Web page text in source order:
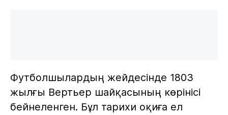
Футболшылардың жейдесінде 1803
жылғы Вертьер шайқасының көрінісі
бейнеленген. Бұл тарихи оқиға ел